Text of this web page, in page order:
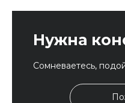
Нужна
Сомневаетесь,